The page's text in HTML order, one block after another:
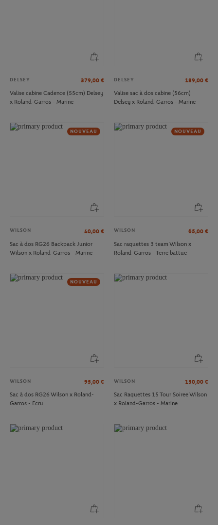
DELSEY 379,00 €
Valise cabine Cadence (55cm) Delsey
x Roland-Garros - Marine
DELSEY 189,00 €
Valise sac à dos cabine (56cm)
Delsey x Roland-Garros - Marine
NOUVEAU
WILSON 40,00 €
Sac à dos RG26 Backpack Junior
Wilson x Roland-Garros - Marine
NOUVEAU
WILSON 65,00 €
Sac raquettes 3 team Wilson x
Roland-Garros - Terre battue
NOUVEAU
WILSON 95,00 €
Sac à dos RG26 Wilson x Roland-
Garros - Ecru
WILSON 150,00 €
Sac Raquettes 15 Tour Soiree Wilson
x Roland-Garros - Marine